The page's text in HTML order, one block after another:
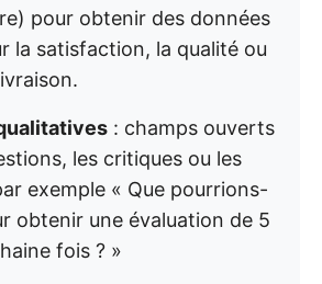
pour obtenir des données
la satisfaction, la qualité ou
: champs ouverts
les critiques ou les
exemple « Que pourrions-
obtenir une évaluation de 5
fois ? »